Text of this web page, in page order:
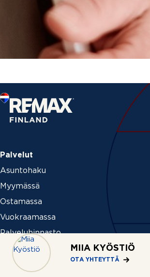
MIIA KYÖSTIÖ
OTA YHTEYTTÄ
Palvelut
Asuntohaku
Myymässä
Ostamassa
Vuokraamassa
Palveluhinnasto
Ideat ja vinkit
Myytävät liiketilat ja liiketoiminnot